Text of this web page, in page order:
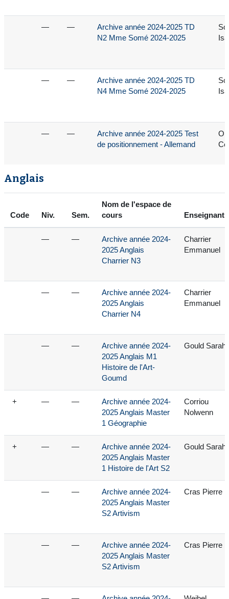
— —
Archive année 2024-2025 TD
N2 Mme Somé 2024-2025
— —
Archive année 2024-2025 TD
N4 Mme Somé 2024-2025
— —
Archive année 2024-2025 Test
de positionnement - Allemand
Anglais
Code Niv. Sem.
Nom de l'espace de
cours
Enseignants
— —
Archive année 2024-
2025 Anglais
Charrier N3
Charrier
Emmanuel
— —
Archive année 2024-
2025 Anglais
Charrier N4
Charrier
Emmanuel
— —
Archive année 2024-
2025 Anglais M1
Histoire de l'Art-
Goumd
Gould Sarah
+ — —
Archive année 2024-
2025 Anglais Master
1 Géographie
Corriou
Nolwenn
+ — —
Archive année 2024-
2025 Anglais Master
1 Histoire de l'Art S2
Gould Sarah
— —
Archive année 2024-
2025 Anglais Master
S2 Artivism
Cras Pierre
— —
Archive année 2024-
2025 Anglais Master
S2 Artivism
Cras Pierre